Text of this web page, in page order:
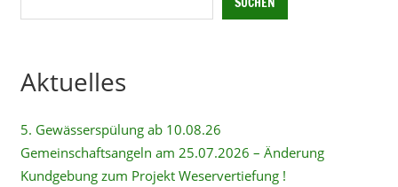
Aktuelles
5. Gewässerspülung ab 10.08.26
Gemeinschaftsangeln am 25.07.2026 – Änderung
Kundgebung zum Projekt Weservertiefung !